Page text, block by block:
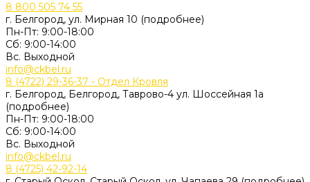
8 800 505 74 55
г. Белгород, ул. Мирная 10 (подробнее)
Пн-Пт: 9:00-18:00
Cб: 9:00-14:00
Вс. Выходной
info@ckbel.ru
8 (4722) 29-36-37 - Отдел Кровля
г. Белгород, Белгород, Таврово-4 ул. Шоссейная 1а
(подробнее)
Пн-Пт: 9:00-18:00
Cб: 9:00-14:00
Вс. Выходной
info@ckbel.ru
8 (4725) 42-92-14